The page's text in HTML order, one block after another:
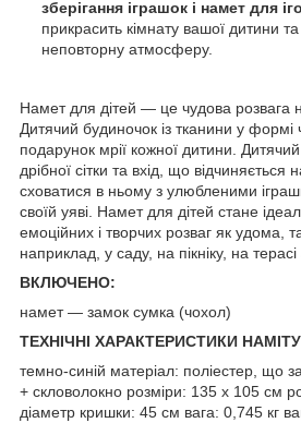
зберігання іграшок і намет для
прикрасить кімнату вашої дитини
неповторну атмосферу.
Намет для дітей — це чудова розвага
Дитячий будиночок із тканини у
подарунок мрії кожної дитини.
дрібної сітки та вхід, що
сховатися в ньому з улюбленими
своїй уяві. Намет для дітей стане
емоційних і творчих розваг як удома,
наприклад, у саду, на пікніку, на
ВКЛЮЧЕНО:
намет — замок сумка (чохол)
ТЕХНІЧНІ ХАРАКТЕРИСТИКИ
темно-синій матеріал: поліестер, що
+ скловолокно розміри: 135 х 105 см
діаметр кришки: 45 см вага: 0,745 кг